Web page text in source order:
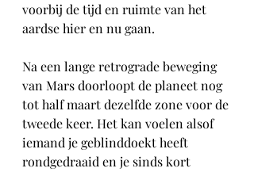
voorbij de tijd en ruimte van het
aardse hier en nu gaan.
Na een lange retrograde beweging
van Mars doorloopt de planeet nog
tot half maart dezelfde zone voor de
tweede keer. Het kan voelen alsof
iemand je geblinddoekt heeft
rondgedraaid en je sinds kort